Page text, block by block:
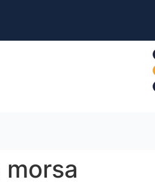
morsa